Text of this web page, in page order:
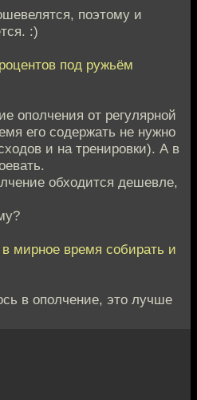
поэтому и
:)
под ружьём
ополчения от регулярной
его содержать не нужно
и на тренировки). А в
обходится дешевле,
мирное время собирать и
в ополчение, это лучше